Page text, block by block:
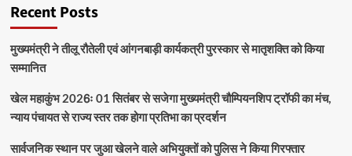
Recent Posts
मुख्यमंत्री ने तीलू रौतेली एवं आंगनबाड़ी कार्यकत्री पुरस्कार से मातृशक्ति को किया
सम्मानित
खेल महाकुंभ 2026ः 01 सितंबर से सजेगा मुख्यमंत्री चौम्पियनशिप ट्रॉफी का मंच,
न्याय पंचायत से राज्य स्तर तक होगा प्रतिभा का प्रदर्शन
सार्वजनिक स्थान पर जुआ खेलने वाले अभियुक्तों को पुलिस ने किया गिरफ्तार